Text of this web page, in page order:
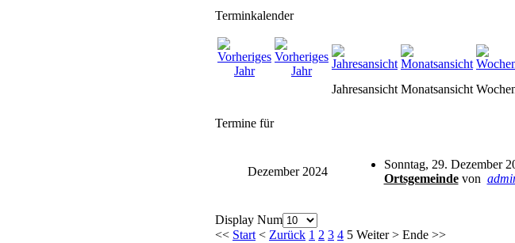
Terminkalender
Jahresansicht Monatsansicht
Termine für
Dezember 2024
Sonntag, 29. Dezember
Ortsgemeindevon
Display Num
<< Start < Zurück 1 2 3 4 5 Weiter> Ende >>